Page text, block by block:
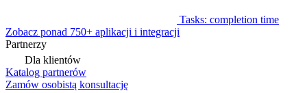
Tasks: completion time
Zobacz ponad 750+ aplikacji i integracji
Partnerzy
Dla klientów
Katalog partnerów
Zamów osobistą konsultację